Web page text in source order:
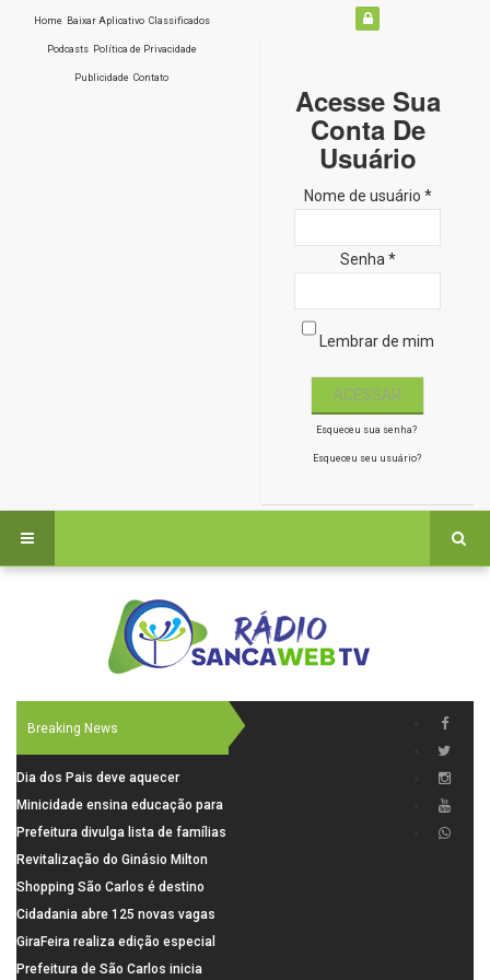
Home Baixar Aplicativo Classificados
Podcasts Política de Privacidade
Publicidade Contato
Acesse Sua
Conta De
Usuário
Nome de usuário *
Senha *
Lembrar de mim
Esqueceu sua senha?
Esqueceu seu usuário?
Breaking News
Dia dos Pais deve aquecer
comércio de São Carlos com
renda em alta e maior circulação
de consumidores
Minicidade ensina educação para
o trânsito a 264 crianças da rede
municipal
Prefeitura divulga lista de famílias
pré-selecionadas pela Caixa para
o Residencial Santa Felícia
Revitalização do Ginásio Milton
Olaio filho avança com obras de
recuperação
Shopping São Carlos é destino
para celebrar o Dia dos Pais com
presentes, gastronomia e lazer
Cidadania abre 125 novas vagas
para oficinas de convivência
GiraFeira realiza edição especial
de Dia dos Pais neste domingo (9)
Prefeitura de São Carlos inicia